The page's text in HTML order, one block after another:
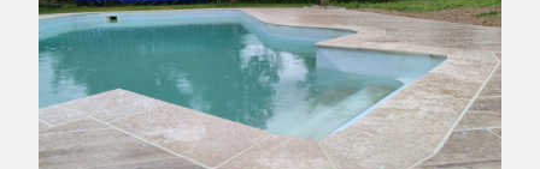
RÉNOVATION DES PLAGES D'UNE PISCINE